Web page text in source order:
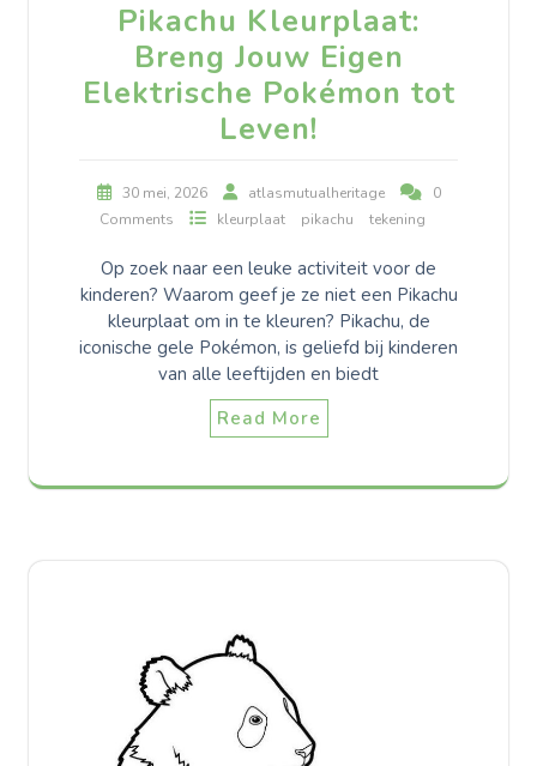
Pikachu Kleurplaat:
Breng Jouw Eigen
Elektrische Pokémon tot
Leven!
30 mei, 2026 atlasmutualheritage
0
Comments
kleurplaat pikachu tekening
Op zoek naar een leuke activiteit voor de
kinderen? Waarom geef je ze niet een Pikachu
kleurplaat om in te kleuren? Pikachu, de
iconische gele Pokémon, is geliefd bij kinderen
van alle leeftijden en biedt
Read More